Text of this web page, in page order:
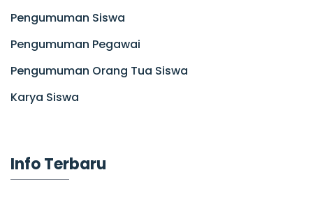
Pengumuman Siswa
Pengumuman Pegawai
Pengumuman Orang Tua Siswa
Karya Siswa
Info Terbaru